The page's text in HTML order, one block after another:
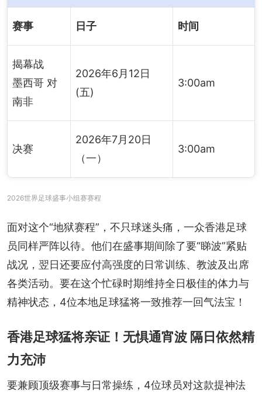
赛事 日子 时间
揭幕战
墨西哥 对
南非
2026年6月12日
(五)
3:00am
决赛
2026年7月20日
（一）
3:00am
2026世界足球盛事小组赛赛程
面对这个“地狱赛程”，不只球迷头痛，一众香港足球
员同样严阵以待。他们在盛事期间除了要“睇波”紧贴
战况，翌日还要应付高强度的日常训练、教波及出席
各类活动。要在这个忙碌时期维持全日极佳的体力与
精神状态，4位本地足球猛将一致推荐一回气法宝！
香港足球猛将亲证！无惧通宵波 隔日依然精
力充沛
要兼顾顶级赛事与日常操练，4位球员对这款提神法